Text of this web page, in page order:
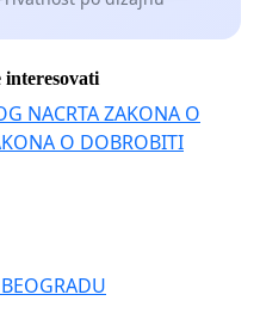
interesovati
NACRTA ZAKONA O
O DOBROBITI